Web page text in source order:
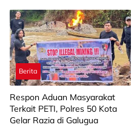
Berita
Respon Aduan Masyarakat
Terkait PETI, Polres 50 Kota
Gelar Razia di Galugua